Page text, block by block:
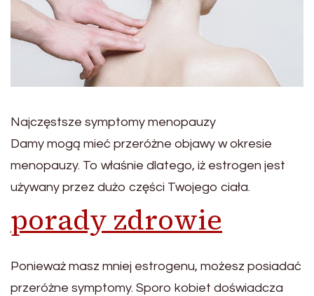
Najczęstsze symptomy menopauzy
Damy mogą mieć przeróżne objawy w okresie
menopauzy. To właśnie dlatego, iż estrogen jest
używany przez dużo części Twojego ciała.
porady zdrowie
Ponieważ masz mniej estrogenu, możesz posiadać
przeróżne symptomy. Sporo kobiet doświadcza